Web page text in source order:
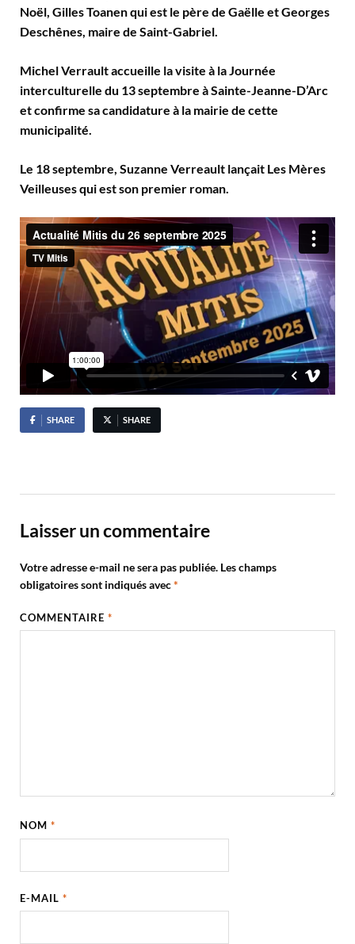
Noël, Gilles Toanen qui est le père de Gaëlle et Georges
Deschênes, maire de Saint-Gabriel.
Michel Verrault accueille la visite à la Journée
interculturelle du 13 septembre à Sainte-Jeanne-D’Arc
et confirme sa candidature à la mairie de cette
municipalité.
Le 18 septembre, Suzanne Verreault lançait Les Mères
Veilleuses qui est son premier roman.
SHARE SHARE
Laisser un commentaire
Votre adresse e-mail ne sera pas publiée. Les champs
obligatoires sont indiqués avec*
COMMENTAIRE*
NOM*
E-MAIL*